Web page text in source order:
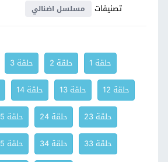
تصنيفات
مسلسل اضنالي
حلقة 1 حلقة 2 حلقة 3
حلقة 12
حلقة 13 حلقة 14
حلقة 23
حلقة 24 حلقة 25
حلقة 33
حلقة 34 حلقة 35